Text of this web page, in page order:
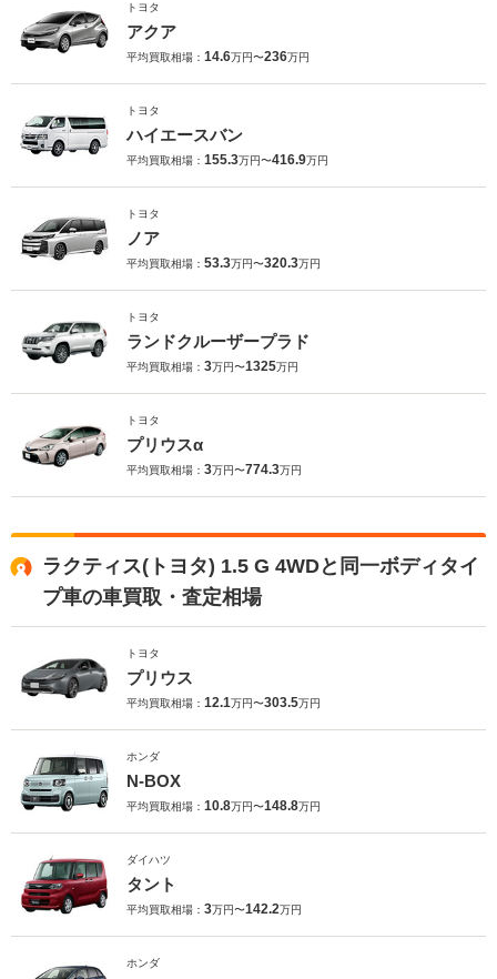
トヨタ
アクア
平均買取相場： 14.6万円〜236万円
トヨタ
ハイエースバン
平均買取相場： 155.3万円〜416.9万円
トヨタ
ノア
平均買取相場： 53.3万円〜320.3万円
トヨタ
ランドクルーザープラド
平均買取相場： 3万円〜1325万円
トヨタ
プリウスα
平均買取相場： 3万円〜774.3万円
ラクティス(トヨタ) 1.5 G 4WDと同一ボディタイ
プ車の車買取・査定相場
トヨタ
プリウス
平均買取相場： 12.1万円〜303.5万円
ホンダ
N-BOX
平均買取相場： 10.8万円〜148.8万円
ダイハツ
タント
平均買取相場： 3万円〜142.2万円
ホンダ